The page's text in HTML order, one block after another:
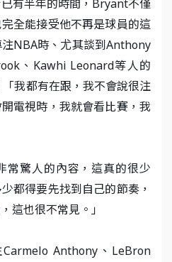
有半年的時間，Bryant不僅
全能接受他不再是球員的這
NBA時、尤其談到Anthony
、Kawhi Leonard等人的
我都有在跟，我不會說很注
電視時，我就會看比賽，我
常驚人的內容，這真的很少
都得要先找到自己的節奏，
這也很不常見。」
Anthony、LeBron